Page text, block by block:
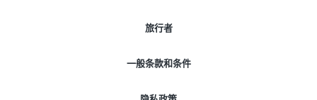
旅行者
一般条款和条件